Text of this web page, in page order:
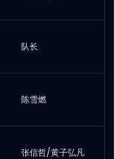
队长
陈雪燃
张信哲/黄子弘凡